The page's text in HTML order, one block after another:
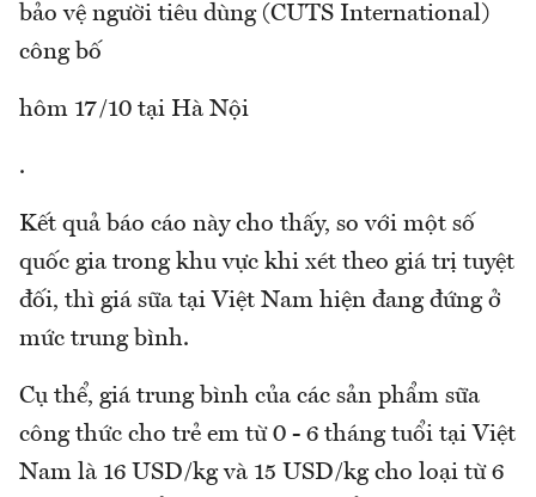
bảo vệ người tiêu dùng (CUTS International)
công bố
hôm 17/10 tại Hà Nội
.
Kết quả báo cáo này cho thấy, so với một số
quốc gia trong khu vực khi xét theo giá trị tuyệt
đối, thì giá sữa tại Việt Nam hiện đang đứng ở
mức trung bình.
Cụ thể, giá trung bình của các sản phẩm sữa
công thức cho trẻ em từ 0 - 6 tháng tuổi tại Việt
Nam là 16 USD/kg và 15 USD/kg cho loại từ 6